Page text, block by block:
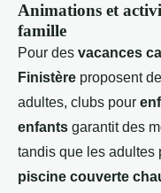
Animations et
famille
Pour des vacances
Finistère proposent
adultes, clubs pour
enfants garantit des
tandis que les adultes
piscine couverte